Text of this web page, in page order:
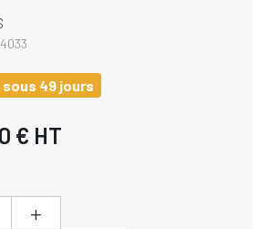
49 jours
€ HT
+